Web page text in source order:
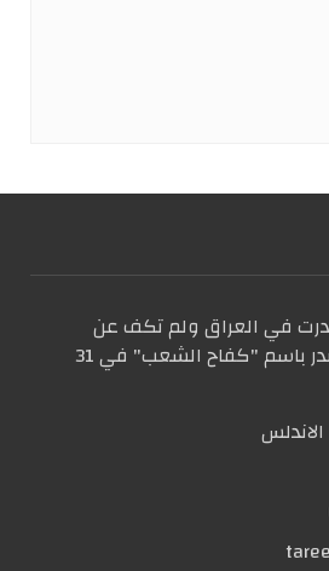
في العراق ولم تكف عن
الصدور. عددها الأول صدر باسم "كفاح الشعب" في 31